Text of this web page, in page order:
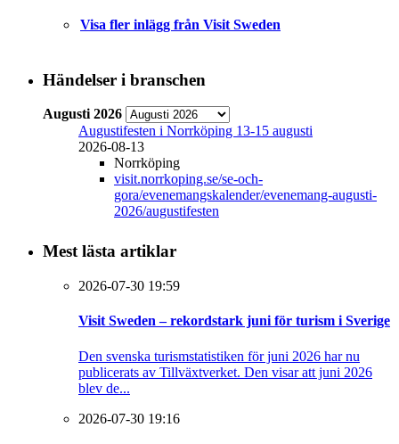
Visa fler inlägg från Visit Sweden
Händelser i branschen
Augusti 2026
Augustifesten i Norrköping 13-15 augusti
2026-08-13
Norrköping
visit.norrkoping.se/se-och-
gora/evenemangskalender/evenemang-augusti-
2026/augustifesten
Mest lästa artiklar
2026-07-30 19:59
Visit Sweden – rekordstark juni för turism i Sverige
Den svenska turismstatistiken för juni 2026 har nu
publicerats av Tillväxtverket. Den visar att juni 2026
blev de...
2026-07-30 19:16